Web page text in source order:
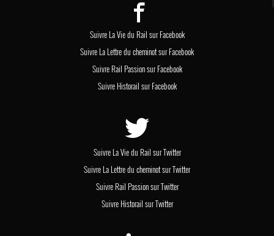
Suivre La Vie du Rail sur Facebook
Suivre La Lettre du cheminot sur Facebook
Suivre Rail Passion sur Facebook
Suivre Historail sur Facebook
Suivre La Vie du Rail sur Twitter
Suivre La Lettre du cheminot sur Twitter
Suivre Rail Passion sur Twitter
Suivre Historail sur Twitter